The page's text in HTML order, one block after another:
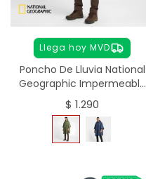
Llega hoy MVD
Poncho De Lluvia National
Geographic Impermeable
- verde
$ 1.290